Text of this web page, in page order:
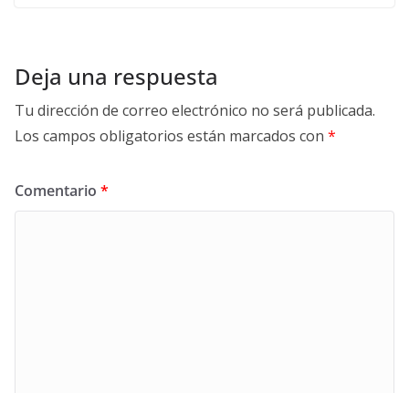
Deja una respuesta
Tu dirección de correo electrónico no será publicada.
Los campos obligatorios están marcados con *
Comentario *